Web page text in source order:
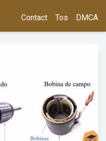
Contact Tos DMCA